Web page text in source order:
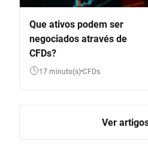
Que ativos podem ser
negociados através de
CFDs?
17 minuto(s) CFDs
Ver